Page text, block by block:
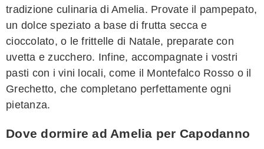
tradizione culinaria di Amelia. Provate il pampepato,
un dolce speziato a base di frutta secca e
cioccolato, o le frittelle di Natale, preparate con
uvetta e zucchero. Infine, accompagnate i vostri
pasti con i vini locali, come il Montefalco Rosso o il
Grechetto, che completano perfettamente ogni
pietanza.
Dove dormire ad Amelia per Capodanno